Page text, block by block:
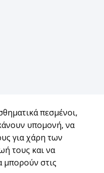
πεσμένοι,
υπομονή, να
για χάρη των
τους και να
μπορούν στις